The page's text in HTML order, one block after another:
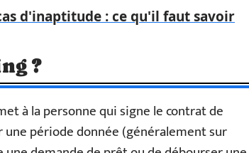
d'inaptitude : ce qu'il faut savoir
?
à la personne qui signe le contrat de
une période donnée (généralement sur